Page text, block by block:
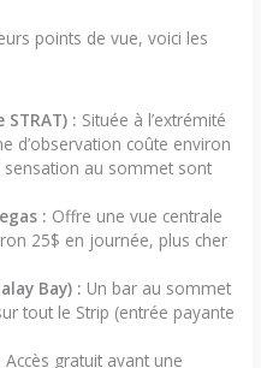
points de vue, voici les
: Située à l’extrémité
d’observation coûte environ
sensation au sommet sont
: Offre une vue centrale
25$ en journée, plus cher
Bay) : Un bar au sommet
tout le Strip (entrée payante
Accès gratuit avant une